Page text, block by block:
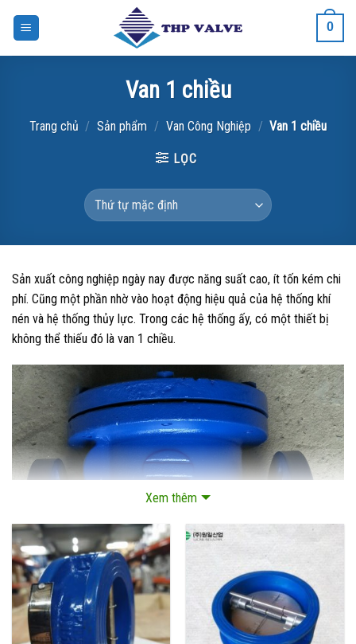
0
Van 1 chiều
Trang chủ / Sản phẩm / Van Công Nghiệp / Van 1 chiều
LỌC
Sản xuất công nghiệp ngày nay được năng suất cao, ít tốn kém chi
phí. Cũng một phần nhờ vào hoạt động hiệu quả của hệ thống khí
nén và hệ thống thủy lực. Trong các hệ thống ấy, có một thiết bị
không thể thiếu đó là van 1 chiều.
Xem thêm